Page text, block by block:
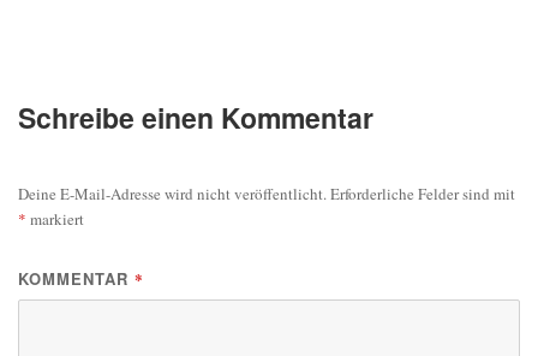
Schreibe einen Kommentar
Deine E-Mail-Adresse wird nicht veröffentlicht.Erforderliche Felder sind mit
* markiert
KOMMENTAR *